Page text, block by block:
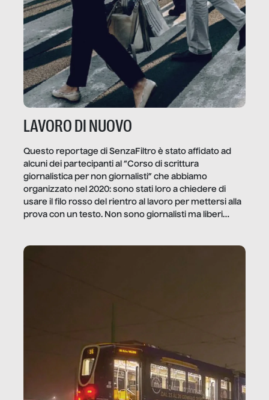
LAVORO DI NUOVO
Questo reportage di SenzaFiltro è stato affidato ad
alcuni dei partecipanti al “Corso di scrittura
giornalistica per non giornalisti” che abbiamo
organizzato nel 2020: sono stati loro a chiedere di
usare il filo rosso del rientro al lavoro per mettersi alla
prova con un testo. Non sono giornalisti ma liberi